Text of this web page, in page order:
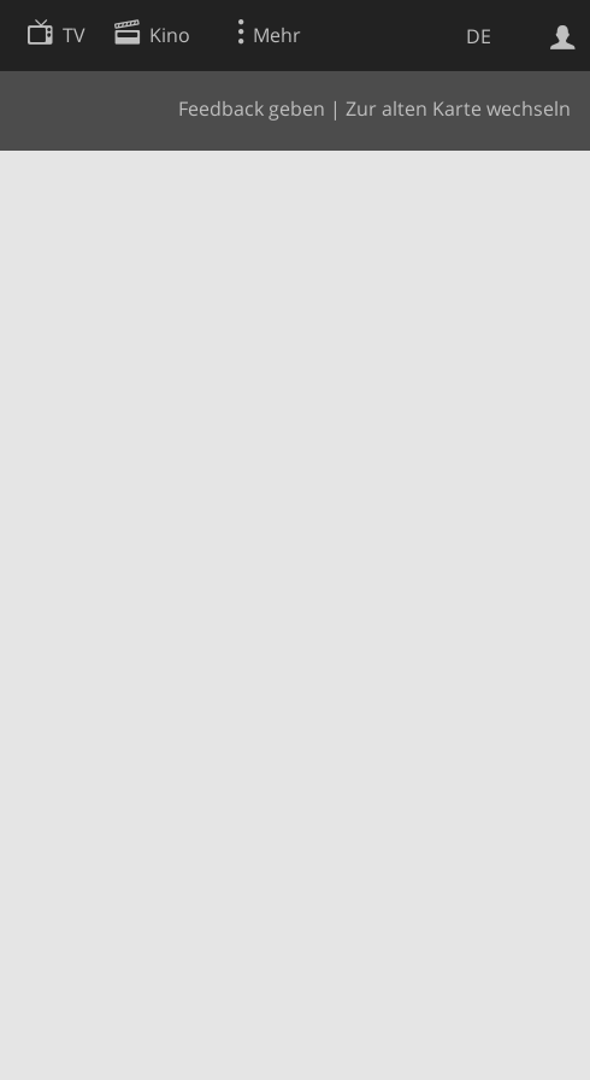
DE
TV Kino Mehr
Feedback geben | Zur alten Karte wechseln
Websuche